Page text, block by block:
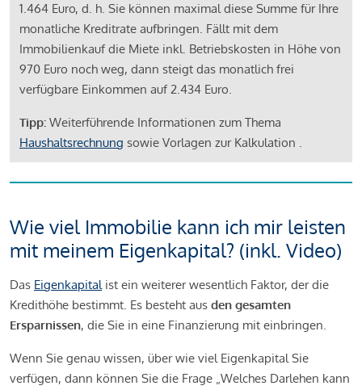
1.464 Euro, d. h. Sie können maximal diese Summe für Ihre
monatliche Kreditrate aufbringen. Fällt mit dem
Immobilienkauf die Miete inkl. Betriebskosten in Höhe von
970 Euro noch weg, dann steigt das monatlich frei
verfügbare Einkommen auf 2.434 Euro.
Tipp: Weiterführende Informationen zum Thema
Haushaltsrechnung sowie Vorlagen zur Kalkulation .
Wie viel Immobilie kann ich mir leisten
mit meinem Eigenkapital? (inkl. Video)
Das Eigenkapitalist ein weiterer wesentlich Faktor, der die
Kredithöhe bestimmt. Es besteht aus den gesamten
Ersparnissen, die Sie in eine Finanzierung mit einbringen.
Wenn Sie genau wissen, über wie viel Eigenkapital Sie
verfügen, dann können Sie die Frage „Welches Darlehen kann